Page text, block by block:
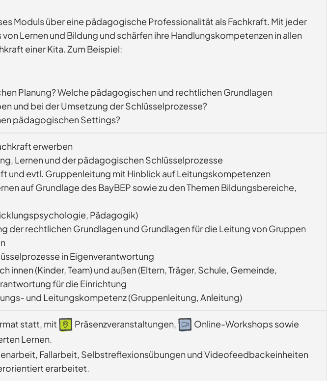
Moduls über eine pädagogische Professionalität als Fachkraft. Mit jeder
Lernen und Bildung und schärfen ihre Handlungskompetenzen in allen
einer Kita. Zum Beispiel:
Planung? Welche pädagogischen und rechtlichen Grundlagen
und bei der Umsetzung der Schlüsselprozesse?
pädagogischen Settings?
erwerben
Lernen und der pädagogischen Schlüsselprozesse
und evtl. Gruppenleitung mit Hinblick auf Leitungskompetenzen
auf Grundlage des BayBEP sowie zu den Themen Bildungsbereiche,
Pädagogik)
der rechtlichen Grundlagen und Grundlagen für die Leitung von Gruppen
in Eigenverantwortung
innen (Kinder, Team) und außen (Eltern, Träger, Schule, Gemeinde,
für die Einrichtung
und Leitungskompetenz (Gruppenleitung, Anleitung)
statt, mit Präsenzveranstaltungen,
Online-Workshops sowie
Lernen.
Fallarbeit, Selbstreflexionsübungen und Videofeedbackeinheiten
erarbeitet.